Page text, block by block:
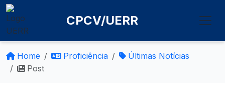
CPCV/UERR
Home Proficiência
Últimas Notícias
Post